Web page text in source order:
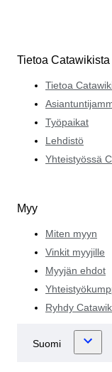
Tietoa Catawikista
Tietoa
Työpaikat
Lehdistö
Yhteistyössä
Myy
Miten myyn
Vinkit myyjille
Myyjän ehdot
Ryhdy